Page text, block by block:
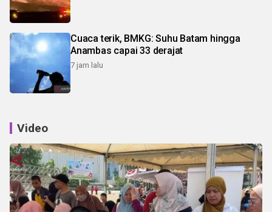
Cuaca terik, BMKG: Suhu Batam hingga
Anambas capai 33 derajat
7 jam lalu
Video